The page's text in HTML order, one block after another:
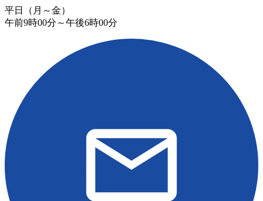
平日（月～金）
午前9時00分～午後6時00分